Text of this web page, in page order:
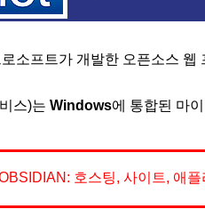
소프트가 개발한 오픈소스
스)는 Windows에 통합된 마
호스팅, 사이트, 애